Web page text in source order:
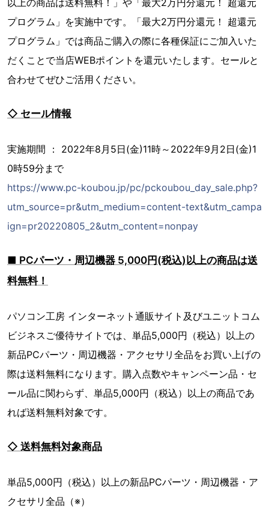
以上の商品は送料無料！」や「最大2万円分還元！ 超還元
プログラム」を実施中です。「最大2万円分還元！ 超還元
プログラム」では商品ご購入の際に各種保証にご加入いた
だくことで当店WEBポイントを還元いたします。セールと
合わせてぜひご活用ください。
◇ セール情報
実施期間 ： 2022年8月5日(金)11時～2022年9月2日(金)1
0時59分まで
https://www.pc-koubou.jp/pc/pckoubou_day_sale.php?
utm_source=pr&utm_medium=content-text&utm_campa
ign=pr20220805_2&utm_content=nonpay
■ PCパーツ・周辺機器 5,000円(税込)以上の商品は送
料無料！
パソコン工房 インターネット通販サイト及びユニットコム
ビジネスご優待サイトでは、単品5,000円（税込）以上の
新品PCパーツ・周辺機器・アクセサリ全品をお買い上げの
際は送料無料になります。購入点数やキャンペーン品・セ
ール品に関わらず、単品5,000円（税込）以上の商品であ
れば送料無料対象です。
◇ 送料無料対象商品
単品5,000円（税込）以上の新品PCパーツ・周辺機器・ア
クセサリ全品（※）